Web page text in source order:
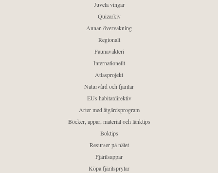
Juvela vingar
Quizarkiv
Annan övervakning
Regionalt
Faunaväkteri
Internationellt
Atlasprojekt
Naturvård och fjärilar
EUs habitatdirektiv
Arter med åtgärdsprogram
Böcker, appar, material och länktips
Boktips
Resurser på nätet
Fjärilsappar
Köpa fjärilsprylar